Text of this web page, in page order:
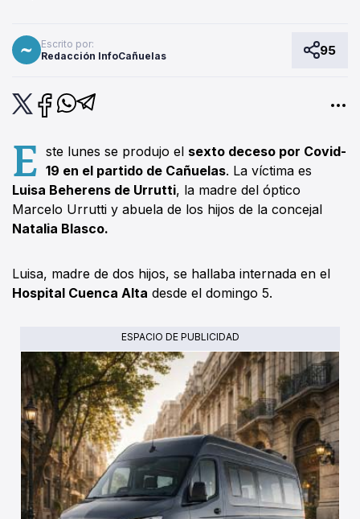
Escrito por:
Redacción InfoCañuelas
95
E ste lunes se produjo el sexto deceso por Covid-
19 en el partido de Cañuelas. La víctima es
Luisa Beherens de Urrutti, la madre del óptico
Marcelo Urrutti y abuela de los hijos de la concejal
Natalia Blasco.
Luisa, madre de dos hijos, se hallaba internada en el
Hospital Cuenca Alta desde el domingo 5.
ESPACIO DE PUBLICIDAD